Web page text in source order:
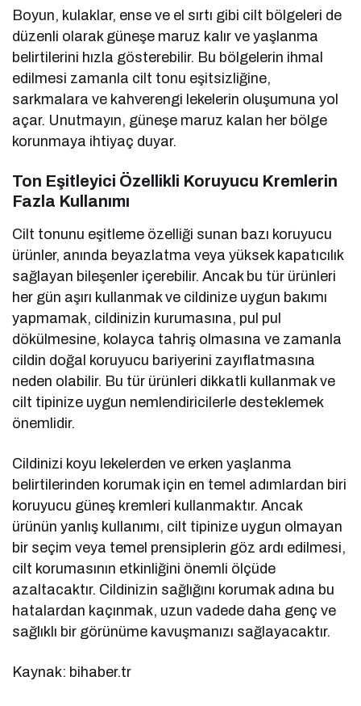
Boyun, kulaklar, ense ve el sırtı gibi cilt bölgeleri de
düzenli olarak güneşe maruz kalır ve yaşlanma
belirtilerini hızla gösterebilir. Bu bölgelerin ihmal
edilmesi zamanla cilt tonu eşitsizliğine,
sarkmalara ve kahverengi lekelerin oluşumuna yol
açar. Unutmayın, güneşe maruz kalan her bölge
korunmaya ihtiyaç duyar.
Ton Eşitleyici Özellikli Koruyucu Kremlerin
Fazla Kullanımı
Cilt tonunu eşitleme özelliği sunan bazı koruyucu
ürünler, anında beyazlatma veya yüksek kapatıcılık
sağlayan bileşenler içerebilir. Ancak bu tür ürünleri
her gün aşırı kullanmak ve cildinize uygun bakımı
yapmamak, cildinizin kurumasına, pul pul
dökülmesine, kolayca tahriş olmasına ve zamanla
cildin doğal koruyucu bariyerini zayıflatmasına
neden olabilir. Bu tür ürünleri dikkatli kullanmak ve
cilt tipinize uygun nemlendiricilerle desteklemek
önemlidir.
Cildinizi koyu lekelerden ve erken yaşlanma
belirtilerinden korumak için en temel adımlardan biri
koruyucu güneş kremleri kullanmaktır. Ancak
ürünün yanlış kullanımı, cilt tipinize uygun olmayan
bir seçim veya temel prensiplerin göz ardı edilmesi,
cilt korumasının etkinliğini önemli ölçüde
azaltacaktır. Cildinizin sağlığını korumak adına bu
hatalardan kaçınmak, uzun vadede daha genç ve
sağlıklı bir görünüme kavuşmanızı sağlayacaktır.
Kaynak: bihaber.tr